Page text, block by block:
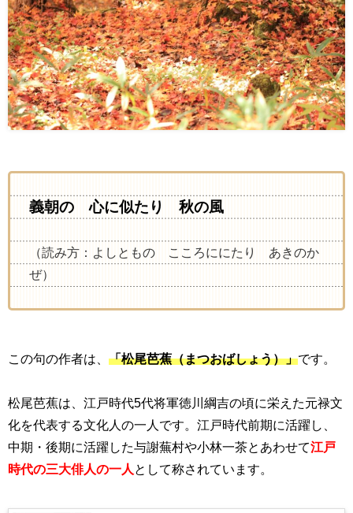
義朝の 心に似たり 秋の風
（読み方：よしともの こころににたり あきのか
ぜ）
この句の作者は、 「松尾芭蕉（まつおばしょう）」です。
松尾芭蕉は、江戸時代5代将軍徳川綱吉の頃に栄えた元禄文
化を代表する文化人の一人です。江戸時代前期に活躍し、
中期・後期に活躍した与謝蕪村や小林一茶とあわせて江戸
時代の三大俳人の一人 として称されています。